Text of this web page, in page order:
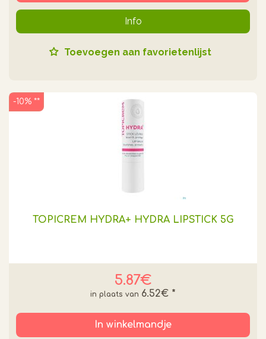
Info
Toevoegen aan favorietenlijst
TOPICREM HYDRA+ HYDRA LIPSTICK 5G
5.87€
6.52€ *
-10% **
In winkelmandje